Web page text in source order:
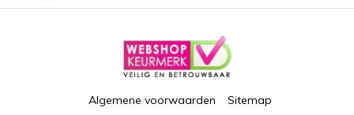
Algemene voorwaarden Sitemap